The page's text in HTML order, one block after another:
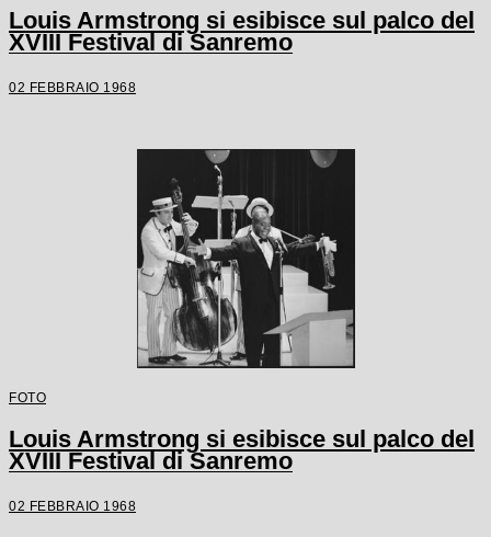
Louis Armstrong si esibisce sul palco del
XVIII Festival di Sanremo
02 FEBBRAIO 1968
FOTO
Louis Armstrong si esibisce sul palco del
XVIII Festival di Sanremo
02 FEBBRAIO 1968